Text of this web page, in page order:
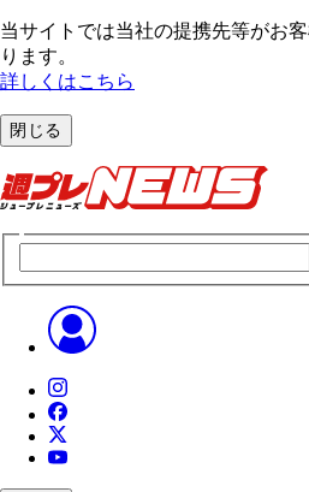
当サイトでは当社の提携先等がお
ります。
詳しくはこちら
閉じる